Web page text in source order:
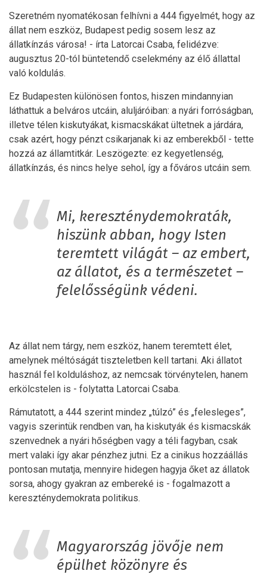
Szeretném nyomatékosan felhívni a 444 figyelmét, hogy az
állat nem eszköz, Budapest pedig sosem lesz az
állatkínzás városa! - írta Latorcai Csaba, felidézve:
augusztus 20-tól büntetendő cselekmény az élő állattal
való koldulás.
Ez Budapesten különösen fontos, hiszen mindannyian
láthattuk a belváros utcáin, aluljáróiban: a nyári forróságban,
illetve télen kiskutyákat, kismacskákat ültetnek a járdára,
csak azért, hogy pénzt csikarjanak ki az emberekből - tette
hozzá az államtitkár. Leszögezte: ez kegyetlenség,
állatkínzás, és nincs helye sehol, így a főváros utcáin sem.
Mi, kereszténydemokraták,
hiszünk abban, hogy Isten
teremtett világát – az embert,
az állatot, és a természetet –
felelősségünk védeni.
Az állat nem tárgy, nem eszköz, hanem teremtett élet,
amelynek méltóságát tiszteletben kell tartani. Aki állatot
használ fel kolduláshoz, az nemcsak törvénytelen, hanem
erkölcstelen is - folytatta Latorcai Csaba.
Rámutatott, a 444 szerint mindez „túlzó” és „felesleges”,
vagyis szerintük rendben van, ha kiskutyák és kismacskák
szenvednek a nyári hőségben vagy a téli fagyban, csak
mert valaki így akar pénzhez jutni. Ez a cinikus hozzáállás
pontosan mutatja, mennyire hidegen hagyja őket az állatok
sorsa, ahogy gyakran az embereké is - fogalmazott a
kereszténydemokrata politikus.
Magyarország jövője nem
épülhet közönyre és